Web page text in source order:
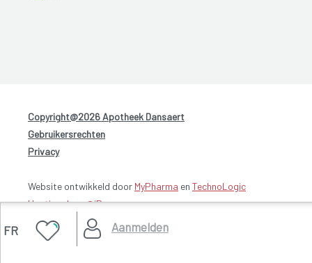
FR Aanmelden
Copyright@2026 Apotheek Dansaert
Gebruikersrechten
Privacy
Website ontwikkeld door MyPharma en TechnoLogic
Hosting door @iPower